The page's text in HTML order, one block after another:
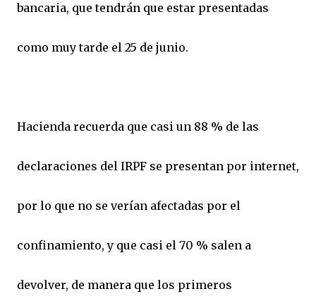
bancaria, que tendrán que estar presentadas
como muy tarde el 25 de junio.
Hacienda recuerda que casi un 88 % de las
declaraciones del IRPF se presentan por internet,
por lo que no se verían afectadas por el
confinamiento, y que casi el 70 % salen a
devolver, de manera que los primeros